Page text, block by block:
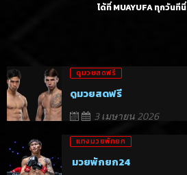
ได้ที่ MUAYUFA ทุกวันทีนี่
ดูมวยสดฟรี
ดูมวยสดฟรี
3 เมษายน 2026
แทงมวยพักยก
มวยพักยก24